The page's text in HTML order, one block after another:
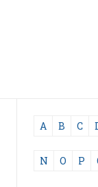
A B C
N O P